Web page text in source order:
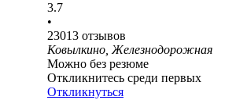
3.7
•
23013 отзывов
Ковылкино, Железнодорожная
Можно без резюме
Откликнитесь среди первых
Откликнуться